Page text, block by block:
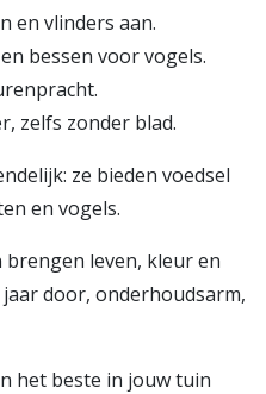
en vlinders aan.
bessen voor vogels.
zelfs zonder blad.
ze bieden voedsel
en vogels.
leven, kleur en
door, onderhoudsarm,
het beste in jouw tuin